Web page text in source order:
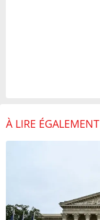
À LIRE ÉGALEMENT